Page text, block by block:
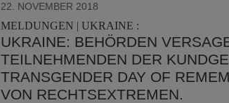
22. NOVEMBER 2018
MELDUNGEN | UKRAINE :
UKRAINE: BEHÖRDEN
TEILNEHMENDEN DER
TRANSGENDER DAY OF
VON RECHTSEXTREMEN.